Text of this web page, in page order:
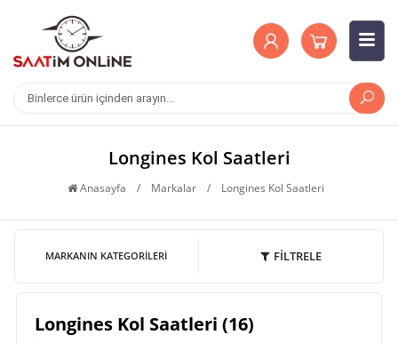
Longines Kol Saatleri
Anasayfa / Markalar / Longines Kol Saatleri
MARKANIN KATEGORILERI FİLTRELE
Longines Kol Saatleri (16)